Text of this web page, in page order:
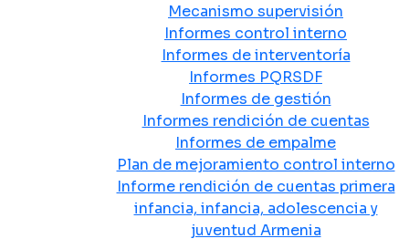
Mecanismo supervisión
Informes control interno
Informes de interventoría
Informes PQRSDF
Informes de gestión
Informes rendición de cuentas
Informes de empalme
Plan de mejoramiento control interno
Informe rendición de cuentas primera
infancia, infancia, adolescencia y
juventud Armenia